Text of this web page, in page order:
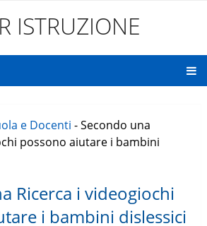
ISTRUZIONE
e Docenti -Secondo una
possono aiutare i bambini
Ricerca i videogiochi
i bambini dislessici